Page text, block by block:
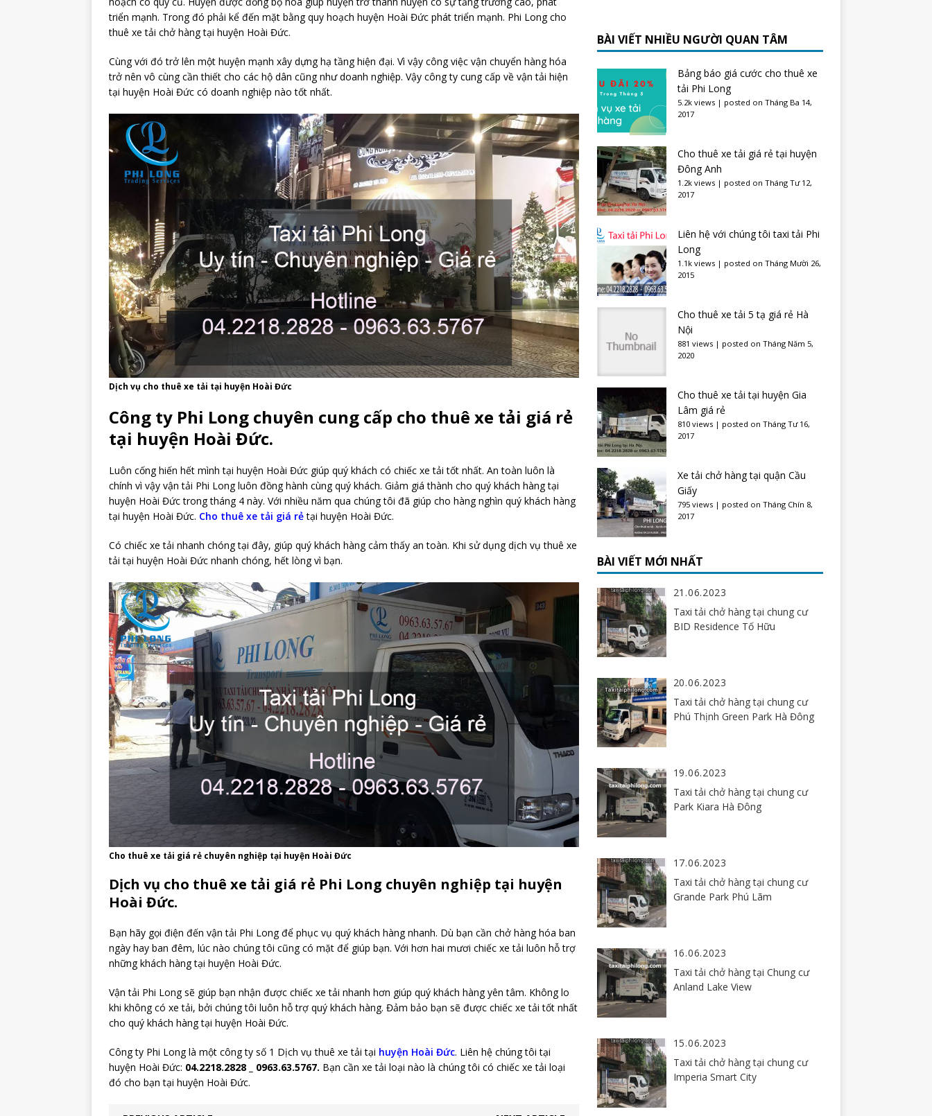
triển mạnh. Trong đó phải kể đến mặt bằng quy hoạch huyện Hoài Đức phát triển mạnh. Phi Long cho
thuê xe tải chở hàng tại huyện Hoài Đức.
Cùng với đó trở lên một huyện mạnh xây dựng hạ tầng hiện đại. Vì vậy công việc vận chuyển hàng hóa
trở nên vô cùng cần thiết cho các hộ dân cũng như doanh nghiệp. Vậy công ty cung cấp về vận tải hiện
tại huyện Hoài Đức có doanh nghiệp nào tốt nhất.
Dịch vụ cho thuê xe tải tại huyện Hoài Đức
Công ty Phi Long chuyên cung cấp cho thuê xe tải giá rẻ
tại huyện Hoài Đức.
Luôn cống hiến hết mình tại huyện Hoài Đức giúp quý khách có chiếc xe tải tốt nhất. An toàn luôn là
chính vì vậy vận tải Phi Long luôn đồng hành cùng quý khách. Giảm giá thành cho quý khách hàng tại
huyện Hoài Đức trong tháng 4 này. Với nhiều năm qua chúng tôi đã giúp cho hàng nghìn quý khách hàng
tại huyện Hoài Đức. Cho thuê xe tải giá rẻtại huyện Hoài Đức.
Có chiếc xe tải nhanh chóng tại đây, giúp quý khách hàng cảm thấy an toàn. Khi sử dụng dịch vụ thuê xe
tải tại huyện Hoài Đức nhanh chóng, hết lòng vì bạn.
Cho thuê xe tải giá rẻ chuyên nghiệp tại huyện Hoài Đức
Dịch vụ cho thuê xe tải giá rẻ Phi Long chuyên nghiệp tại huyện
Hoài Đức.
Bạn hãy gọi điện đến vận tải Phi Long để phục vụ quý khách hàng nhanh. Dù bạn cần chở hàng hóa ban
ngày hay ban đêm, lúc nào chúng tôi cũng có mặt để giúp bạn. Với hơn hai mươi chiếc xe tải luôn hỗ trợ
những khách hàng tại huyện Hoài Đức.
Vận tải Phi Long sẽ giúp bạn nhận được chiếc xe tải nhanh hơn giúp quý khách hàng yên tâm. Không lo
khi không có xe tải, bởi chúng tôi luôn hỗ trợ quý khách hàng. Đảm bảo bạn sẽ được chiếc xe tải tốt nhất
cho quý khách hàng tại huyện Hoài Đức.
Công ty Phi Long là một công ty số 1 Dịch vụ thuê xe tải tại huyện Hoài Đức. Liên hệ chúng tôi tại
huyện Hoài Đức: 04.2218.2828 _ 0963.63.5767. Bạn cần xe tải loại nào là chúng tôi có chiếc xe tải loại
đó cho bạn tại huyện Hoài Đức.
BÀI VIẾT NHIỀU NGƯỜI QUAN TÂM
Bảng báo giá cước cho thuê xe
tải Phi Long
5.2k views| posted on Tháng Ba 14,
2017
Cho thuê xe tải giá rẻ tại huyện
Đông Anh
1.2k views| posted on Tháng Tư 12,
2017
Liên hệ với chúng tôi taxi tải Phi
Long
1.1k views| posted on Tháng Mười 26,
2015
Cho thuê xe tải 5 tạ giá rẻ Hà
Nội
881 views| posted on Tháng Năm 5,
2020
Cho thuê xe tải tại huyện Gia
Lâm giá rẻ
810 views| posted on Tháng Tư 16,
2017
Xe tải chở hàng tại quận Cầu
Giấy
795 views| posted on Tháng Chín 8,
2017
BÀI VIẾT MỚI NHẤT
21.06.2023
Taxi tải chở hàng tại chung cư
BID Residence Tố Hữu
20.06.2023
Taxi tải chở hàng tại chung cư
Phú Thịnh Green Park Hà Đông
19.06.2023
Taxi tải chở hàng tại chung cư
Park Kiara Hà Đông
17.06.2023
Taxi tải chở hàng tại chung cư
Grande Park Phú Lãm
16.06.2023
Taxi tải chở hàng tại Chung cư
Anland Lake View
15.06.2023
Taxi tải chở hàng tại chung cư
Imperia Smart City